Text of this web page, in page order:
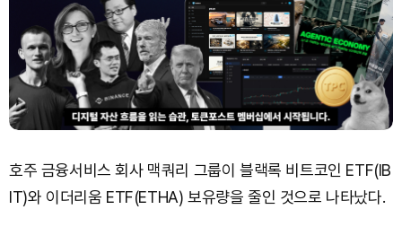
호주 금융서비스 회사 맥쿼리 그룹이 블랙록 비트코인 ETF(IB
IT)와 이더리움 ETF(ETHA) 보유량을 줄인 것으로 나타났다.